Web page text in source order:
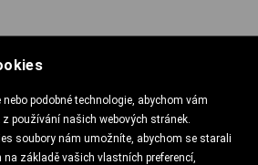
podobné technologie, abychom vám
používání našich webových stránek.
soubory nám umožníte, abychom se starali
základě vašich vlastních preferencí,